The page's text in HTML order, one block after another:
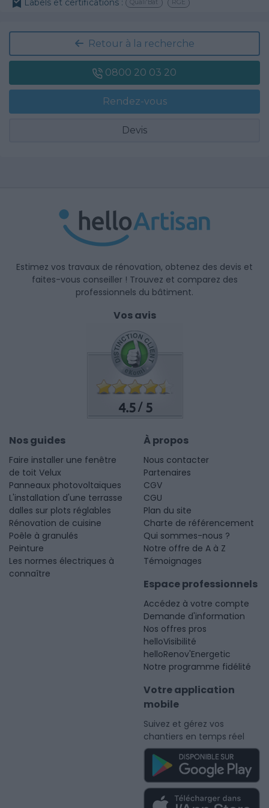
Labels et certifications : Quali'Bat RGE
Retour à la recherche
0800 20 03 20
Rendez-vous
Devis
Estimez vos travaux de rénovation, obtenez des devis et
faites-vous conseiller ! Trouvez et comparez des
professionnels du bâtiment.
Vos avis
4.5 /5
Nos guides
Faire installer une fenêtre
de toit Velux
Panneaux photovoltaïques
L'installation d'une terrasse
dalles sur plots réglables
Rénovation de cuisine
Poêle à granulés
Peinture
Les normes électriques à
connaître
À propos
Nous contacter
Partenaires
CGV
CGU
Plan du site
Charte de référencement
Qui sommes-nous ?
Notre offre de A à Z
Témoignages
Espace professionnels
Accédez à votre compte
Demande d'information
Nos offres pros
helloVisibilité
helloRenov'Energetic
Notre programme fidélité
Votre application
mobile
Suivez et gérez vos
chantiers en temps réel